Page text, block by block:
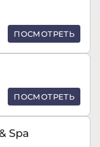
ПОСМОТРЕТЬ
ПОСМОТРЕТЬ
Spa